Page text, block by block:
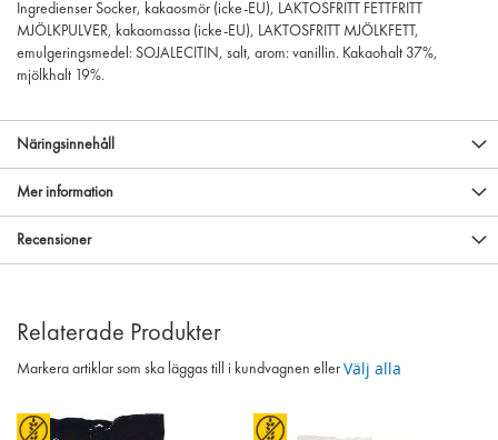
Ingredienser Socker, kakaosmör (icke-EU), LAKTOSFRITT FETTFRITT
MJÖLKPULVER, kakaomassa (icke-EU), LAKTOSFRITT MJÖLKFETT,
emulgeringsmedel: SOJALECITIN, salt, arom: vanillin. Kakaohalt 37%,
mjölkhalt 19%.
Näringsinnehåll
Mer information
Recensioner
Relaterade Produkter
Markera artiklar som ska läggas till i kundvagnen eller Välj alla